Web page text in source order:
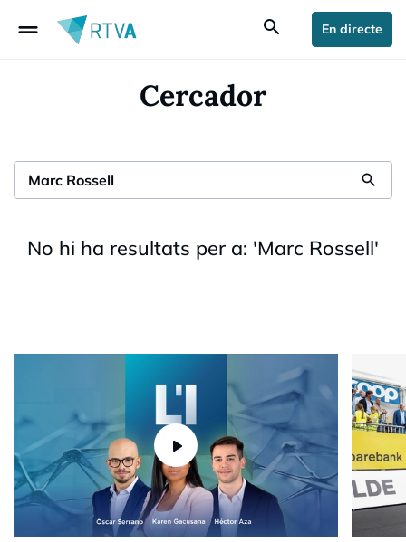
drag_handle search En directe
Cercador
search
No hi ha resultats per a: 'Marc Rossell'
play_arrow